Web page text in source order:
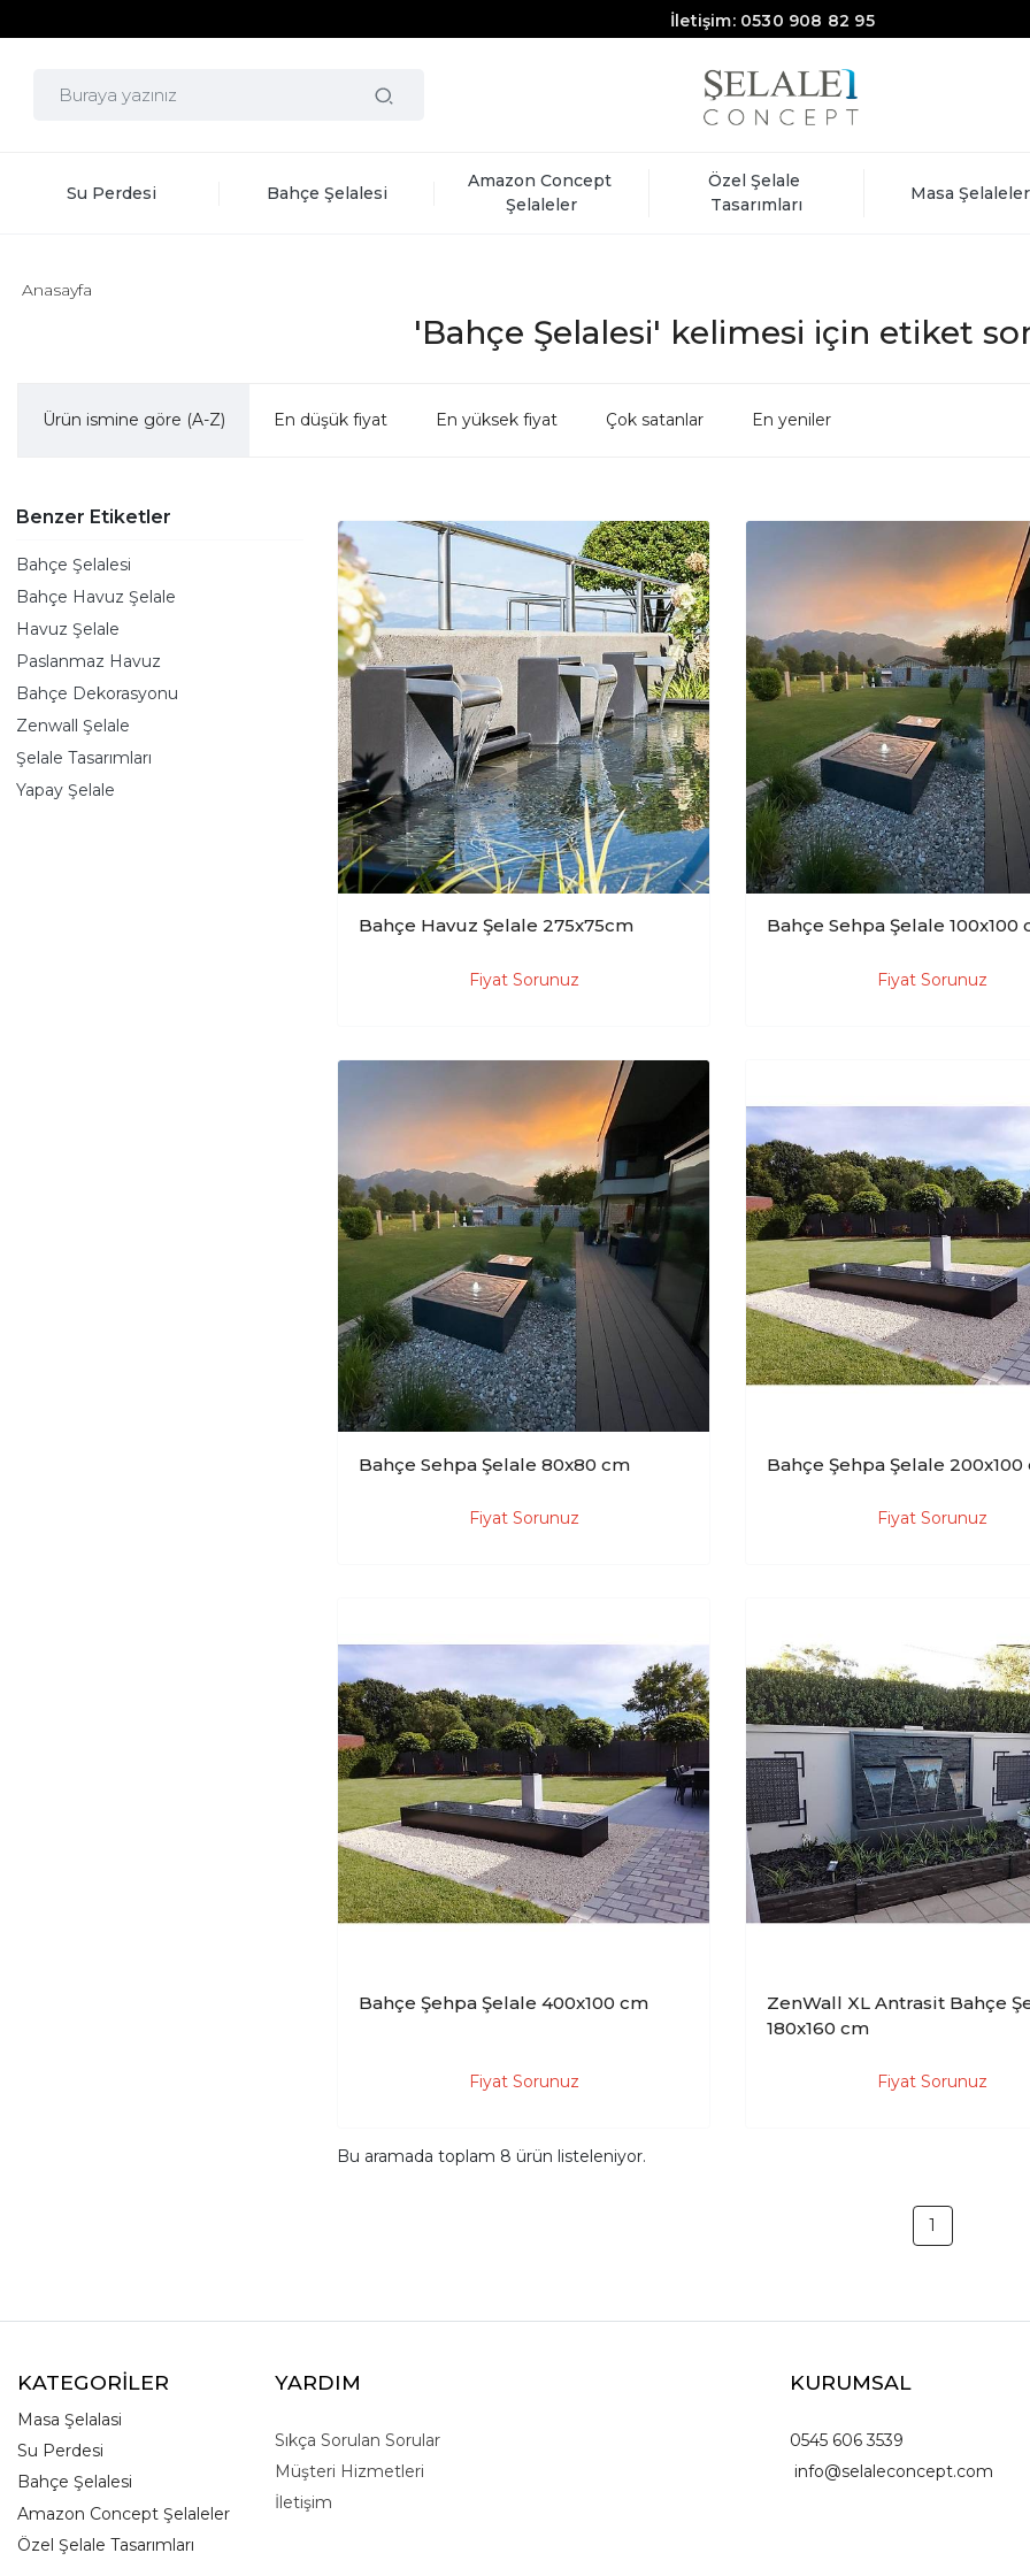
İletişim: 0530 908 82 95
Su Perdesi Bahçe Şelalesi
Amazon Concept
Şelaleler
Özel Şelale
Tasarımları
Masa
'Bahçe Şelalesi' kelimesi için etiket
Anasayfa
Ürün ismine göre (A-Z) En düşük fiyat En yüksek fiyat Çok satanlar En yeniler
Benzer Etiketler
Bahçe Şelalesi
Bahçe Havuz Şelale
Havuz Şelale
Paslanmaz Havuz
Bahçe Dekorasyonu
Zenwall Şelale
Şelale Tasarımları
Yapay Şelale
Bahçe Havuz Şelale 275x75cm
Fiyat Sorunuz
Bahçe Sehpa Şelale 100x100
Fiyat Sorunuz
Bahçe Sehpa Şelale 80x80 cm
Fiyat Sorunuz
Bahçe Şehpa Şelale 200x100
Fiyat Sorunuz
Bahçe Şehpa Şelale 400x100 cm
Fiyat Sorunuz
ZenWall XL Antrasit Bahçe
180x160 cm
Fiyat Sorunuz
Bu aramada toplam 8 ürün listeleniyor.
1
KATEGORİLER
Masa Şelalasi
Su Perdesi
Bahçe Şelalesi
Amazon Concept Şelaleler
Özel Şelale Tasarımları
YARDIM
Sıkça Sorulan Sorular
Müşteri Hizmetleri
İletişim
KURUMSAL
0545 606 3539
info@selaleconcept.com